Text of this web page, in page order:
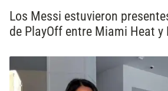
Los Messi estuvieron
de PlayOff entre Miami Heat y